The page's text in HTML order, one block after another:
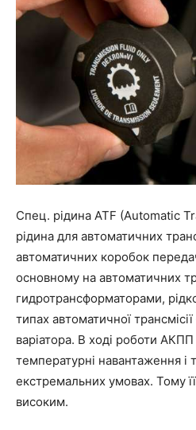
Спец. рідина ATF (Automatic
рідина для автоматичних
автоматичних коробок
основному на автоматичних
гидротрансформаторами,
типах автоматичної
варіатора. В ході роботи АКПП
температурні навантаження і
екстремальних умовах. Тому
високим.